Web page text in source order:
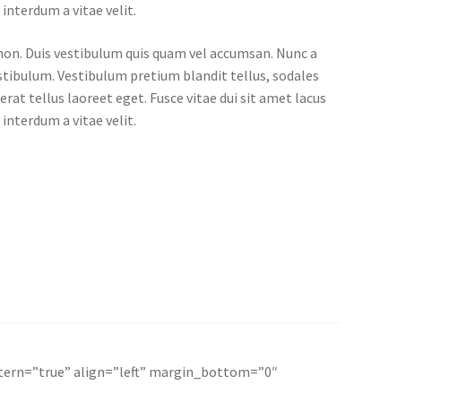
a vitae velit.
Duis vestibulum quis quam vel accumsan. Nunc a
Vestibulum pretium blandit tellus, sodales
tellus laoreet eget. Fusce vitae dui sit amet lacus
a vitae velit.
align=”left” margin_bottom=”0″